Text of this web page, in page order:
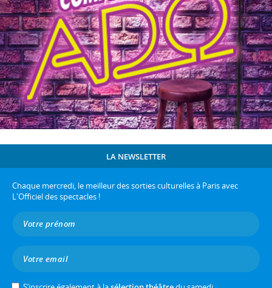
LA NEWSLETTER
Chaque mercredi, le meilleur des sorties culturelles à Paris avec
L'Officiel des spectacles !